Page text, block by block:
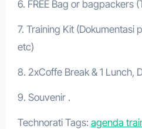
6. FREE Bag or bagpackers
7. Training Kit (Dokumentasi
etc)
8. 2xCoffe Break & 1 Lunch,
9. Souvenir .
Technorati Tags: agenda